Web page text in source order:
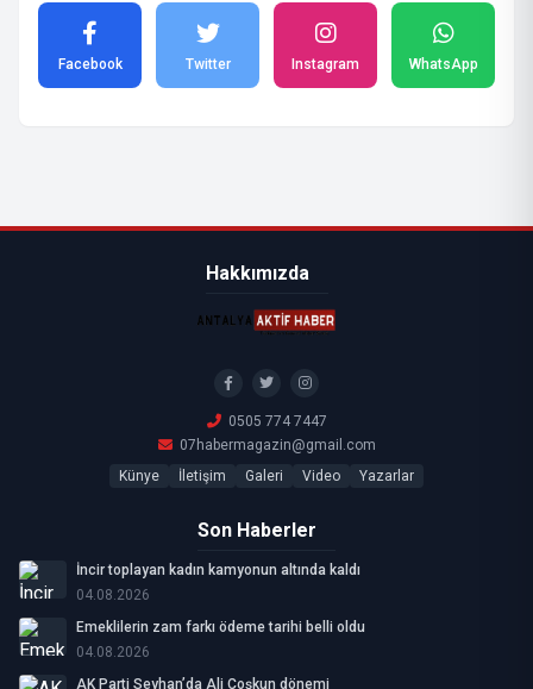
Facebook Twitter Instagram WhatsApp
Hakkımızda
0505 774 7447
07habermagazin@gmail.com
Künye
İletişim Galeri Video Yazarlar
Son Haberler
İncir toplayan kadın kamyonun altında kaldı
04.08.2026
Emeklilerin zam farkı ödeme tarihi belli oldu
04.08.2026
AK Parti Seyhan’da Ali Coşkun dönemi